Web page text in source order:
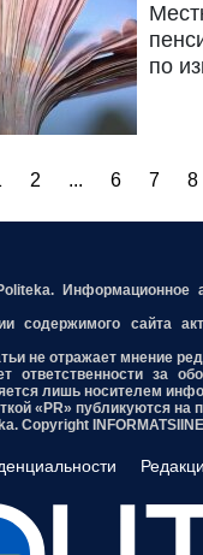
по
2 ... 6 7 8
Информационное
содержимого сайта
не отражает мнение
ответственности за
лишь носителем
«PR» публикуются на
Copyright